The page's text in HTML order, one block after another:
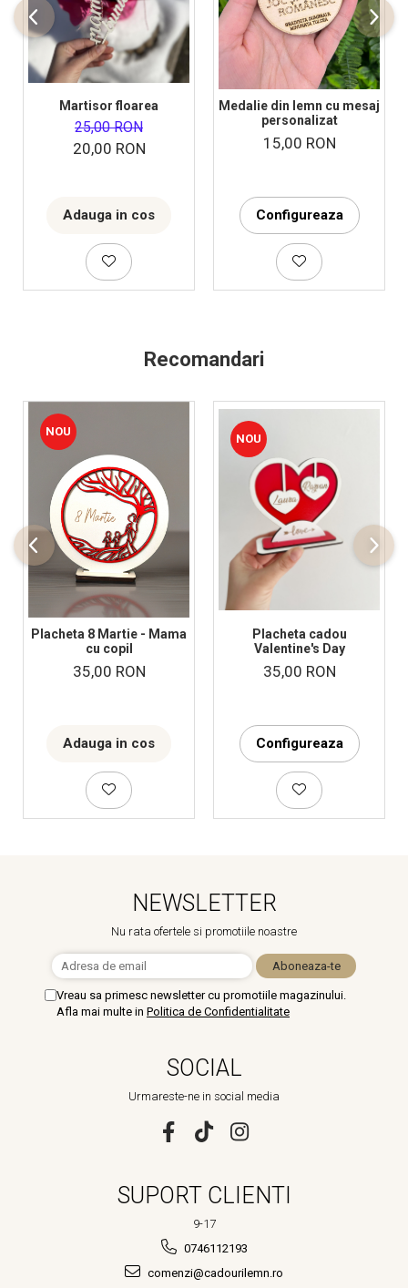
Martisor floarea
25,00 RON
20,00 RON
Adauga in cos
Medalie din lemn cu mesaj
personalizat
15,00 RON
Configureaza
Recomandari
NOU
Placheta 8 Martie - Mama
cu copil
35,00 RON
Adauga in cos
NOU
Placheta cadou
Valentine's Day
35,00 RON
Configureaza
NEWSLETTER
Nu rata ofertele si promotiile noastre
Vreau sa primesc newsletter cu promotiile magazinului.
Afla mai multe in Politica de Confidentialitate
SOCIAL
Urmareste-ne in social media
SUPORT CLIENTI
9-17
0746112193
comenzi@cadourilemn.ro